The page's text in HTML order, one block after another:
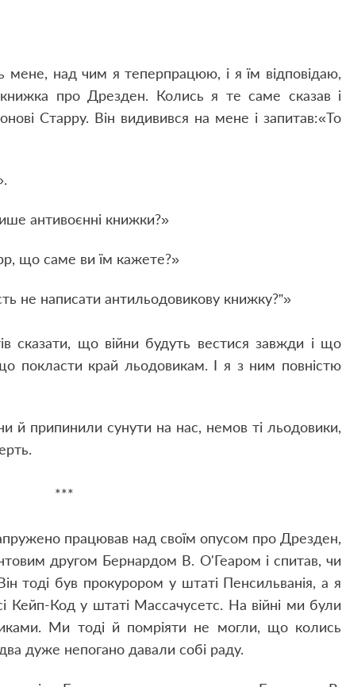
мене, над чим я теперпрацюю, і я їм відповідаю,
про Дрезден. Колись я те саме сказав і
Старру. Він видивився на мене і запитав:«То
антивоєнні книжки?»
що саме ви їм кажете?»
не написати антильодовикову книжку?”»
сказати, що війни будуть вестися завжди і що
покласти край льодовикам. І я з ним повністю
й припинили сунути на нас, немов ті льодовики,
***
працював над своїм опусом про Дрезден,
другом Бернардом В. О'Геаром і спитав, чи
тоді був прокурором у штаті Пенсильванія, а я
Кейп-Код у штаті Массачусетс. На війні ми були
Ми тоді й помріяти не могли, що колись
дуже непогано давали собі раду.